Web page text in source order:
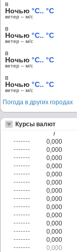
в
Ночью °C.. °C
ветер – м/c
в
Ночью °C.. °C
ветер – м/c
в
Ночью °C.. °C
ветер – м/c
в
Ночью °C.. °C
ветер – м/c
Погода в других городах
Курсы валют
/
0,000
0,000
0,000
0,000
0,000
0,000
0,000
0,000
0,000
0,000
0,000
0,000
0,000
0,000